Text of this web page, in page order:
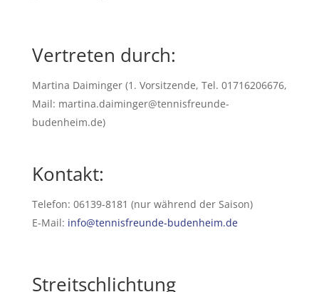
Vertreten durch:
Martina Daiminger (1. Vorsitzende, Tel. 01716206676,
Mail: martina.daiminger@tennisfreunde-
budenheim.de)
Kontakt:
Telefon: 06139-8181 (nur während der Saison)
E-Mail: info@tennisfreunde-budenheim.de
Streitschlichtung